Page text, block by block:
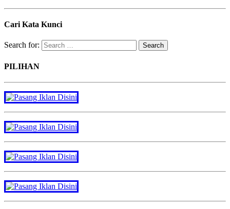
Cari Kata Kunci
Search for:
PILIHAN